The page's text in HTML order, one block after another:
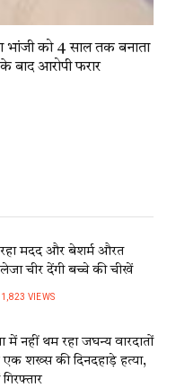
भांजी को 4 साल तक बनाता
बाद आरोपी फरार
रहा मदद और बेशर्म औरत
चीर देंगी बच्चे की चीखें
1,823 VIEWS
नहीं थम रहा जघन्य वारदातों
एक शख्स की दिनदहाड़े हत्या,